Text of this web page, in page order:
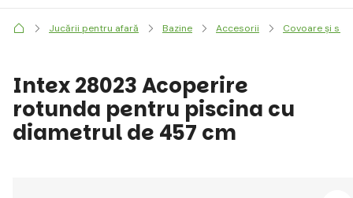
Jucării pentru afară Bazine Accesorii Covoare și
Intex 28023 Acoperire
rotunda pentru piscina cu
diametrul de 457 cm